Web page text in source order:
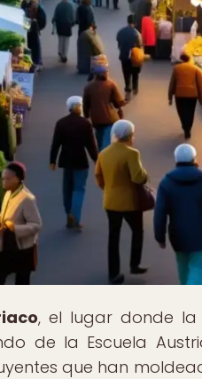
, el lugar donde
de la Escuela
que han